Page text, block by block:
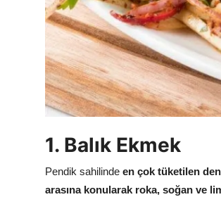
1. Balık Ekmek
Pendik sahilinde en çok tüketilen
arasına konularak roka, soğan ve